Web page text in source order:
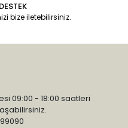
bize iletebilirsiniz.
09:00 - 18:00 saatleri